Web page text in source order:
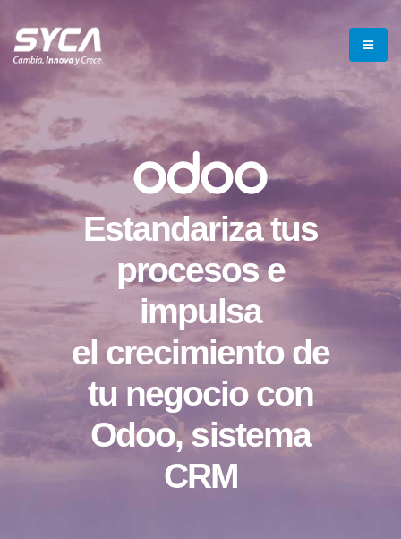
Estandariza tus
procesos e
impulsa
el crecimiento de
tu negocio con
Odoo, sistema
CRM